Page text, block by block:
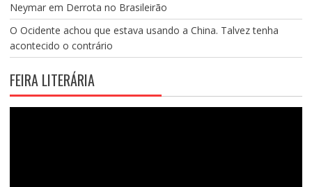
Neymar em Derrota no Brasileirão
O Ocidente achou que estava usando a China. Talvez tenha
acontecido o contrário
FEIRA LITERÁRIA